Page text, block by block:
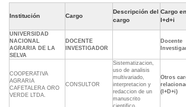
Institución Cargo
Descripción del
cargo
Cargo en
I+d+i
UNIVERSIDAD
NACIONAL
AGRARIA DE LA
SELVA
DOCENTE
INVESTIGADOR
Docente
COOPERATIVA
AGRARIA
CAFETALERA ORO
VERDE LTDA.
CONSULTOR
Sistematizacion,
uso de analisis
multivariado,
interpretacion y
redaccion de un
manuscrito
cientifico.
Otros
(I+D+i)